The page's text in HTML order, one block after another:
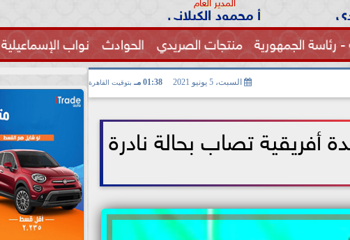
أ محمود الكيلاني
- رئاسة الجمهورية منتجات الصريدي الحوادث نواب الإسماعيلية
الصحة  السبت، 5 يونيو 2021 01:38 مـ بتوقيت القاهرة
32 مرة .. سيدة أفريقية تصاب بحالة نادرة